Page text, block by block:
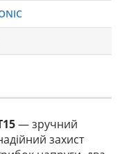
— зручний
захист